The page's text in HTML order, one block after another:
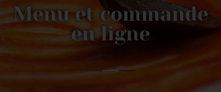
Menu et commande
en ligne